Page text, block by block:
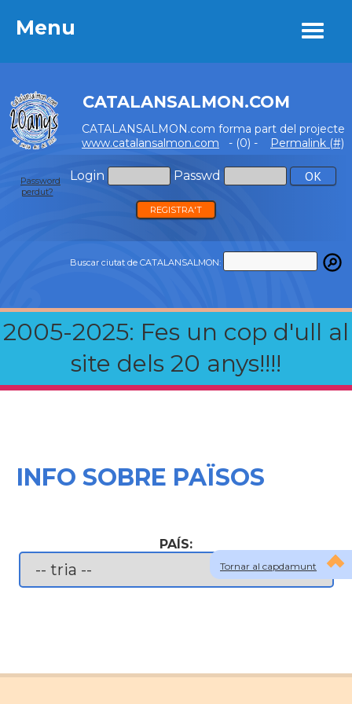
Menu
CATALANSALMON.COM
CATALANSALMON.com forma part del projecte
www.catalansalmon.com - (0) - Permalink (#)
Login Passwd
Password
perdut?
REGISTRA'T
Buscar ciutat de CATALANSALMON:
2005-2025: Fes un cop d'ull al
site dels 20 anys!!!!
Menu
Tornar al capdamunt
INFO SOBRE PAÏSOS
PAÍS: